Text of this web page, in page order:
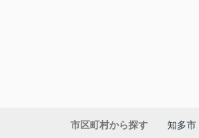
市区町村から探す 知多市